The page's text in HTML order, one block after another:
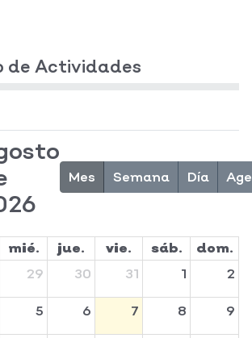
de Actividades
Mes Semana Día
mié. jue. vie. sáb. dom.
29 30 31 1 2
5 6 7 8 9